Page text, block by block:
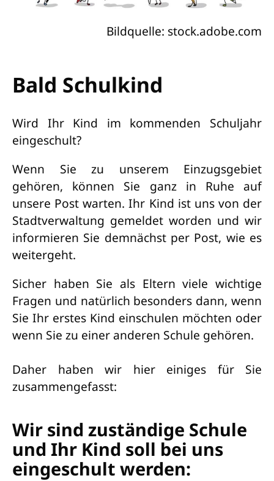
Bildquelle: stock.adobe.com
Bald Schulkind
Wird Ihr Kind im kommenden Schuljahr
eingeschult?
Wenn Sie zu unserem Einzugsgebiet
gehören, können Sie ganz in Ruhe auf
unsere Post warten. Ihr Kind ist uns von der
Stadtverwaltung gemeldet worden und wir
informieren Sie demnächst per Post, wie es
weitergeht.
Sicher haben Sie als Eltern viele wichtige
Fragen und natürlich besonders dann, wenn
Sie Ihr erstes Kind einschulen möchten oder
wenn Sie zu einer anderen Schule gehören.
Daher haben wir hier einiges für Sie
zusammengefasst:
Wir sind zuständige Schule
und Ihr Kind soll bei uns
eingeschult werden: